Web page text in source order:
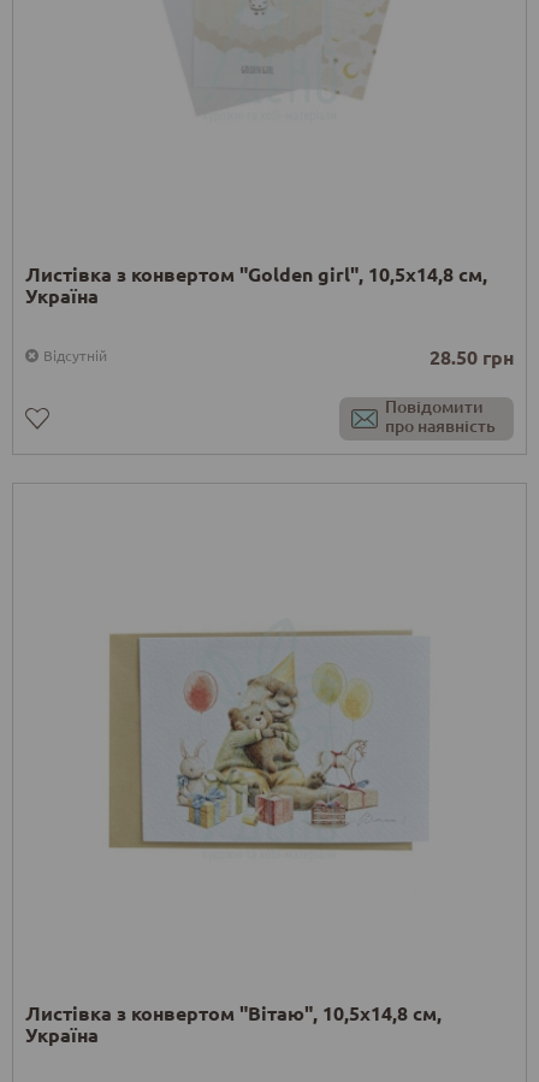
Листівка з конвертом "Golden girl", 10,5х14,8 см,
Україна
Відсутній 28.50 грн
Повідомити
про наявність
Листівка з конвертом "Вітаю", 10,5х14,8 см,
Україна